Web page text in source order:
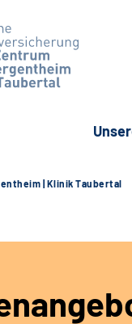
| Klinik Taubertal